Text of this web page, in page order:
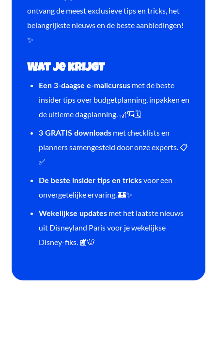
ontvang de meest exclusieve tips en tricks, het
belangrijkste nieuws en de beste aanbiedingen!
✨
Wat je krijgt
Een 3-daagse e-mailcursus met de beste
insider tips over budgetplanning, inpakken en
de ultieme dagplanning. 🎢🎒🗓️
3 GRATIS downloads met checklists en
planners samengesteld door onze experts. 📋
✅
De beste insider tips en tricksvoor een
onvergetelijke ervaring. 🏰✨
Wekelijkse updates met het laatste nieuws
uit Disneyland Paris voor je wekelijkse
Disney-fiks. 📰🐭